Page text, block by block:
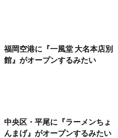
福岡空港に『一風堂 大名本店別
館』がオープンするみたい
中央区・平尾に『ラーメンちょ
んまげ』がオープンするみたい